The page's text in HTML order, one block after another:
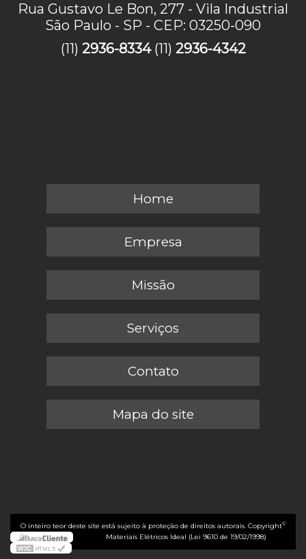
Rua Gustavo Le Bon, 277 - Vila Industrial
São Paulo - SP - CEP: 03250-090
(11) 2936-8334 (11) 2936-4342
Home
Empresa
Missão
Serviços
Contato
Mapa do site
O inteiro teor deste site está sujeito à proteção de direitos autorais. Copyright©
Materiais Elétricos Ideal (Lei 9610 de 19/02/1998)